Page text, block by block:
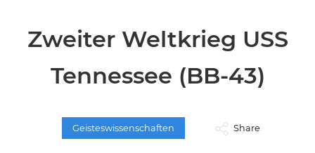
Zweiter Weltkrieg USS
Tennessee (BB-43)
Geisteswissenschaften Share